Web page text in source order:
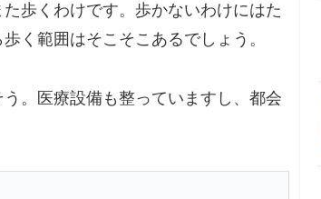
歩くわけです。歩かないわけにはた
く範囲はそこそこあるでしょう。
。医療設備も整っていますし、都会